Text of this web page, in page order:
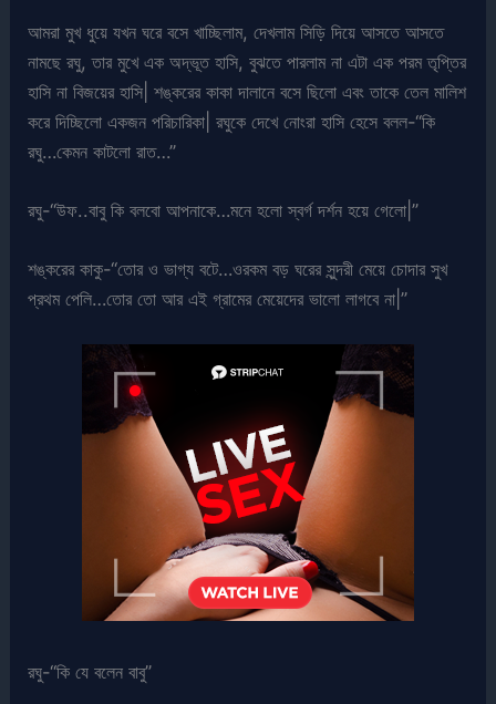
আমরা মুখ ধুয়ে যখন ঘরে বসে খাচ্ছিলাম, দেখলাম সিড়ি দিয়ে আসতে আসতে
নামছে রঘু, তার মুখে এক অদ্ভূত হাসি, বুঝতে পারলাম না এটা এক পরম তৃপ্তির
হাসি না বিজয়ের হাসি| শঙ্করের কাকা দালানে বসে ছিলো এবং তাকে তেল মালিশ
করে দিচ্ছিলো একজন পরিচারিকা| রঘুকে দেখে নোংরা হাসি হেসে বলল-“কি
রঘু…কেমন কাটলো রাত…”
রঘু-“উফ..বাবু কি বলবো আপনাকে…মনে হলো স্বর্গ দর্শন হয়ে গেলো|”
শঙ্করের কাকু-“তোর ও ভাগ্য বটে…ওরকম বড় ঘরের সুন্দরী মেয়ে চোদার সুখ
প্রথম পেলি…তোর তো আর এই গ্রামের মেয়েদের ভালো লাগবে না|”
রঘু-“কি যে বলেন বাবু”